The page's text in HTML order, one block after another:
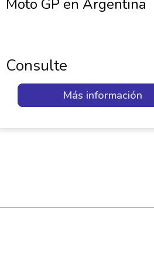
Moto GP en Argentina
Consulte
Más información